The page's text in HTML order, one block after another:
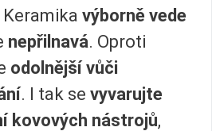
výborně vede
nepřilnavá. Oproti
odolnější vůči
. I tak se vyvarujte
kovových nástrojů,